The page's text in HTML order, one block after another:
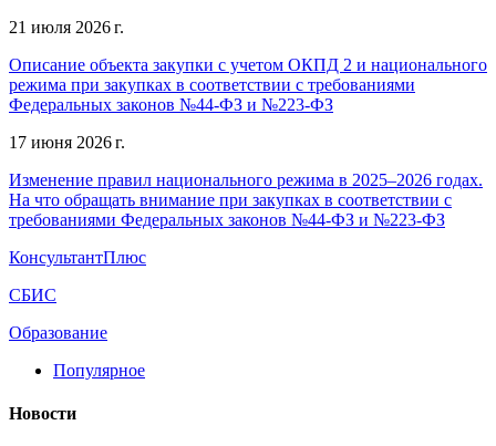
21 июля 2026 г.
Описание объекта закупки с учетом ОКПД 2 и национального
режима при закупках в соответствии с требованиями
Федеральных законов №44-ФЗ и №223-ФЗ
17 июня 2026 г.
Изменение правил национального режима в 2025–2026 годах.
На что обращать внимание при закупках в соответствии с
требованиями Федеральных законов №44-ФЗ и №223-ФЗ
КонсультантПлюс
СБИС
Образование
Популярное
Новости